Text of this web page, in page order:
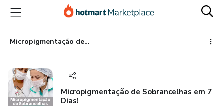
para
conteúdo
principal
para
pagamento
para
rodapé
Micropigmentação de Sobrancelhas em 7 Dias!
Micropigmentação de Sobrancelhas em 7
Dias!